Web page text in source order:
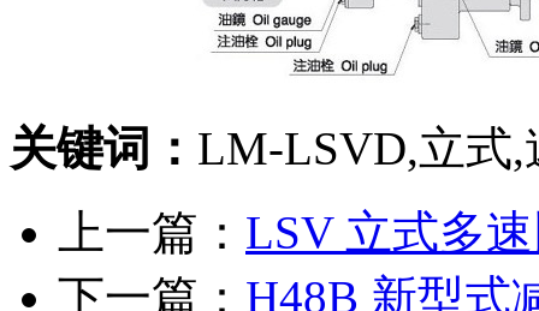
关键词： LM-LSVD,立式,
上一篇： LSV 立式多
下一篇： H48B 新型式